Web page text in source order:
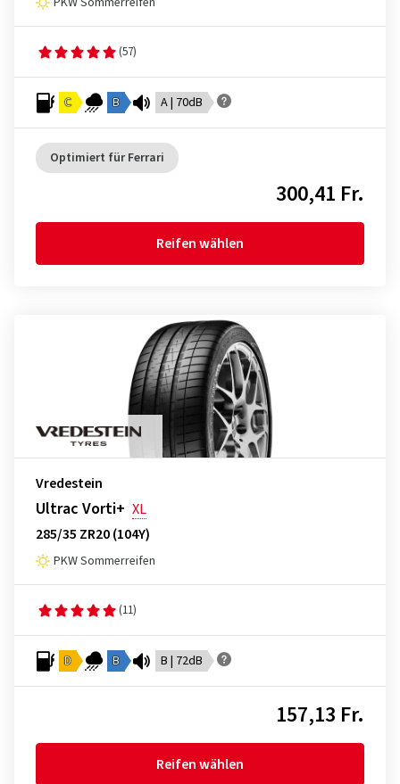
(57)
C B A | 70dB
Optimiert für Ferrari
300,41 Fr.
Reifen wählen
Vredestein
Ultrac Vorti+ XL
285/35 ZR20 (104Y)
PKW Sommerreifen
(11)
D B B | 72dB
157,13 Fr.
Reifen wählen